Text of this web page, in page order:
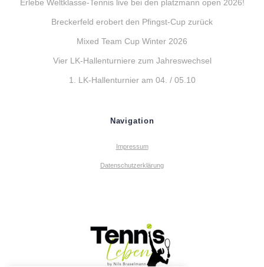
Erlebe Weltklasse-Tennis live bei den platzmann open 2026!
Breckerfeld erobert den Pfingst-Cup zurück
Mixed Team Cup Winter 2026
Vier LK-Hallenturniere zum Jahreswechsel
1. LK-Hallenturnier am 04. / 05.10
Navigation
Impressum
Datenschutzerklärung